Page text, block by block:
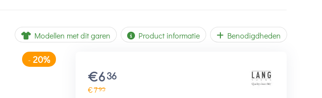
Modellen met dit garen Product informatie Benodigdheden
€6 36
€795